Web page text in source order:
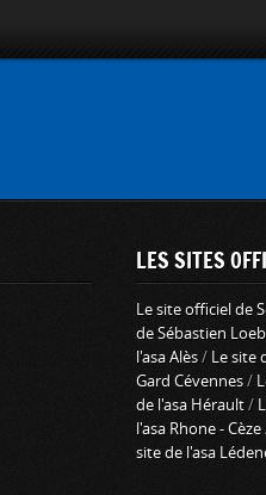
LES SITES
Le site officiel de
de Sébastien Loeb
l'asa Alès/ Le site
Gard Cévennes/
de l'asa Hérault/
l'asa Rhone - Cèze
site de l'asa